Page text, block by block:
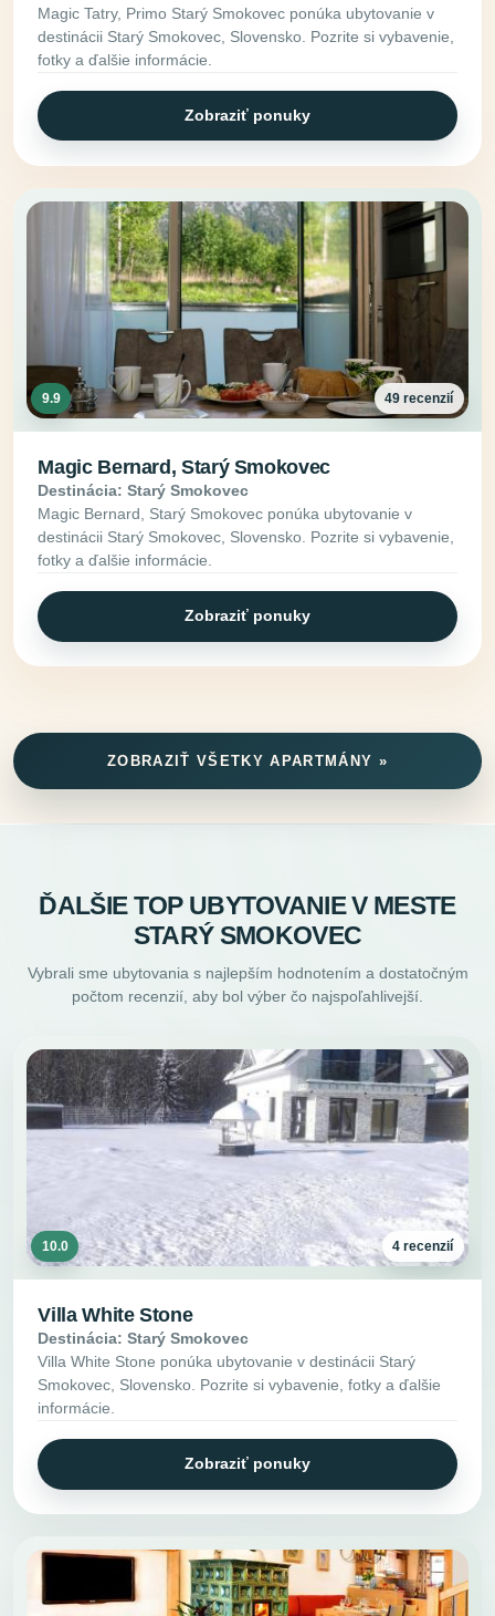
Magic Tatry, Primo Starý Smokovec ponúka ubytovanie v
destinácii Starý Smokovec, Slovensko. Pozrite si vybavenie,
fotky a ďalšie informácie.
Zobraziť ponuky
9.9 49 recenzií
Magic Bernard, Starý Smokovec
Destinácia: Starý Smokovec
Magic Bernard, Starý Smokovec ponúka ubytovanie v
destinácii Starý Smokovec, Slovensko. Pozrite si vybavenie,
fotky a ďalšie informácie.
Zobraziť ponuky
ZOBRAZIŤ VŠETKY APARTMÁNY »
ĎALŠIE TOP UBYTOVANIE V MESTE
STARÝ SMOKOVEC
Vybrali sme ubytovania s najlepším hodnotením a dostatočným
počtom recenzií, aby bol výber čo najspoľahlivejší.
10.0 4 recenzií
Villa White Stone
Destinácia: Starý Smokovec
Villa White Stone ponúka ubytovanie v destinácii Starý
Smokovec, Slovensko. Pozrite si vybavenie, fotky a ďalšie
informácie.
Zobraziť ponuky